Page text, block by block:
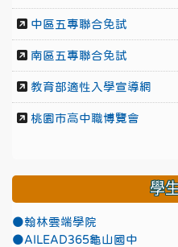
中區五專聯合免試
南區五專聯合免試
教育部適性入學宣導網
桃園市高中職博覽會
學
●翰林雲端學院
●AILEAD365龜山國中